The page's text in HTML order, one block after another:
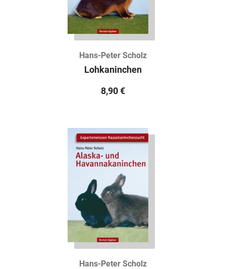
Hans-Peter Scholz
Lohkaninchen
8,90 €
Hans-Peter Scholz